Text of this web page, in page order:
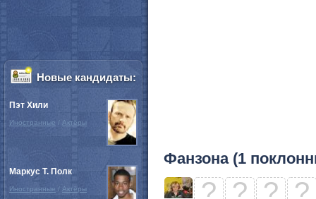
Фанзона (1
? ? ? ?
Новые кандидаты:
Пэт Хили
Иностранные / Актёры
Маркус Т. Полк
Иностранные / Актёры